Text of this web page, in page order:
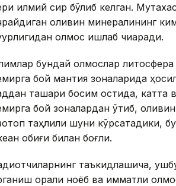
илмий сир бўлиб келган.
оливин минералининг
олмос ишлаб чиқаради.
бундай олмослар литосфера
бой мантия зоналарида
ташқари босим остида,
бой зоналардан ўтиб,
таҳлили шуни кўрсатадики,
қобиғи билан боғлиқ.
таъкидлашича,
орқали ноёб ва қимматли